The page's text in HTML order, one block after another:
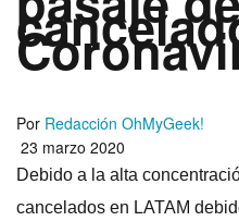
Por Redacción OhMyGeek!
23 marzo 2020
Debido a la alta
cancelados en LATAM